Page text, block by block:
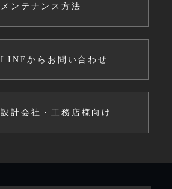
メンテナンス方法
LINEからお問い合わせ
設計会社・工務店様向け